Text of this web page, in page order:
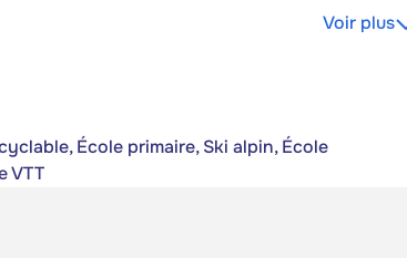
Voir plus
École primaire, Ski alpin, École
VTT